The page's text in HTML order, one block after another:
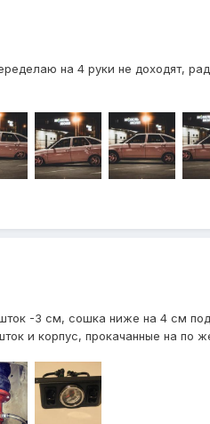
на 4 руки не доходят,
-3 см, сошка ниже на 4 см
и корпус, прокачанные на по